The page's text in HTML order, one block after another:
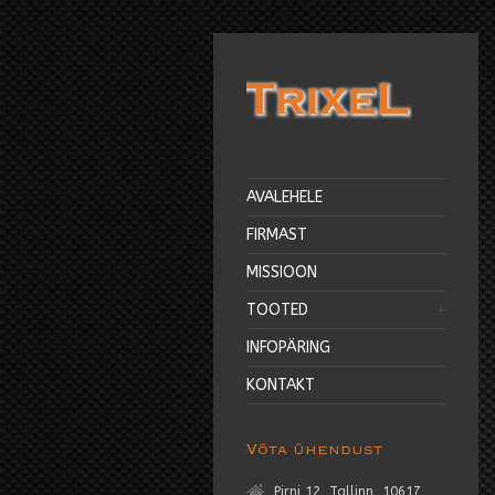
AVALEHELE
FIRMAST
MISSIOON
TOOTED
INFOPÄRING
KONTAKT
Võta ühendust
Pirni 12, Tallinn, 10617